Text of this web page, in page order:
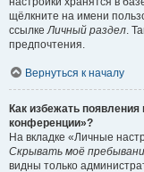
щёлкните на имени
ссылкеЛичный раздел.
предпочтения.
Вернуться к началу
Как избежать
конференции»?
На вкладке «Личные
Скрывать моё
видны только